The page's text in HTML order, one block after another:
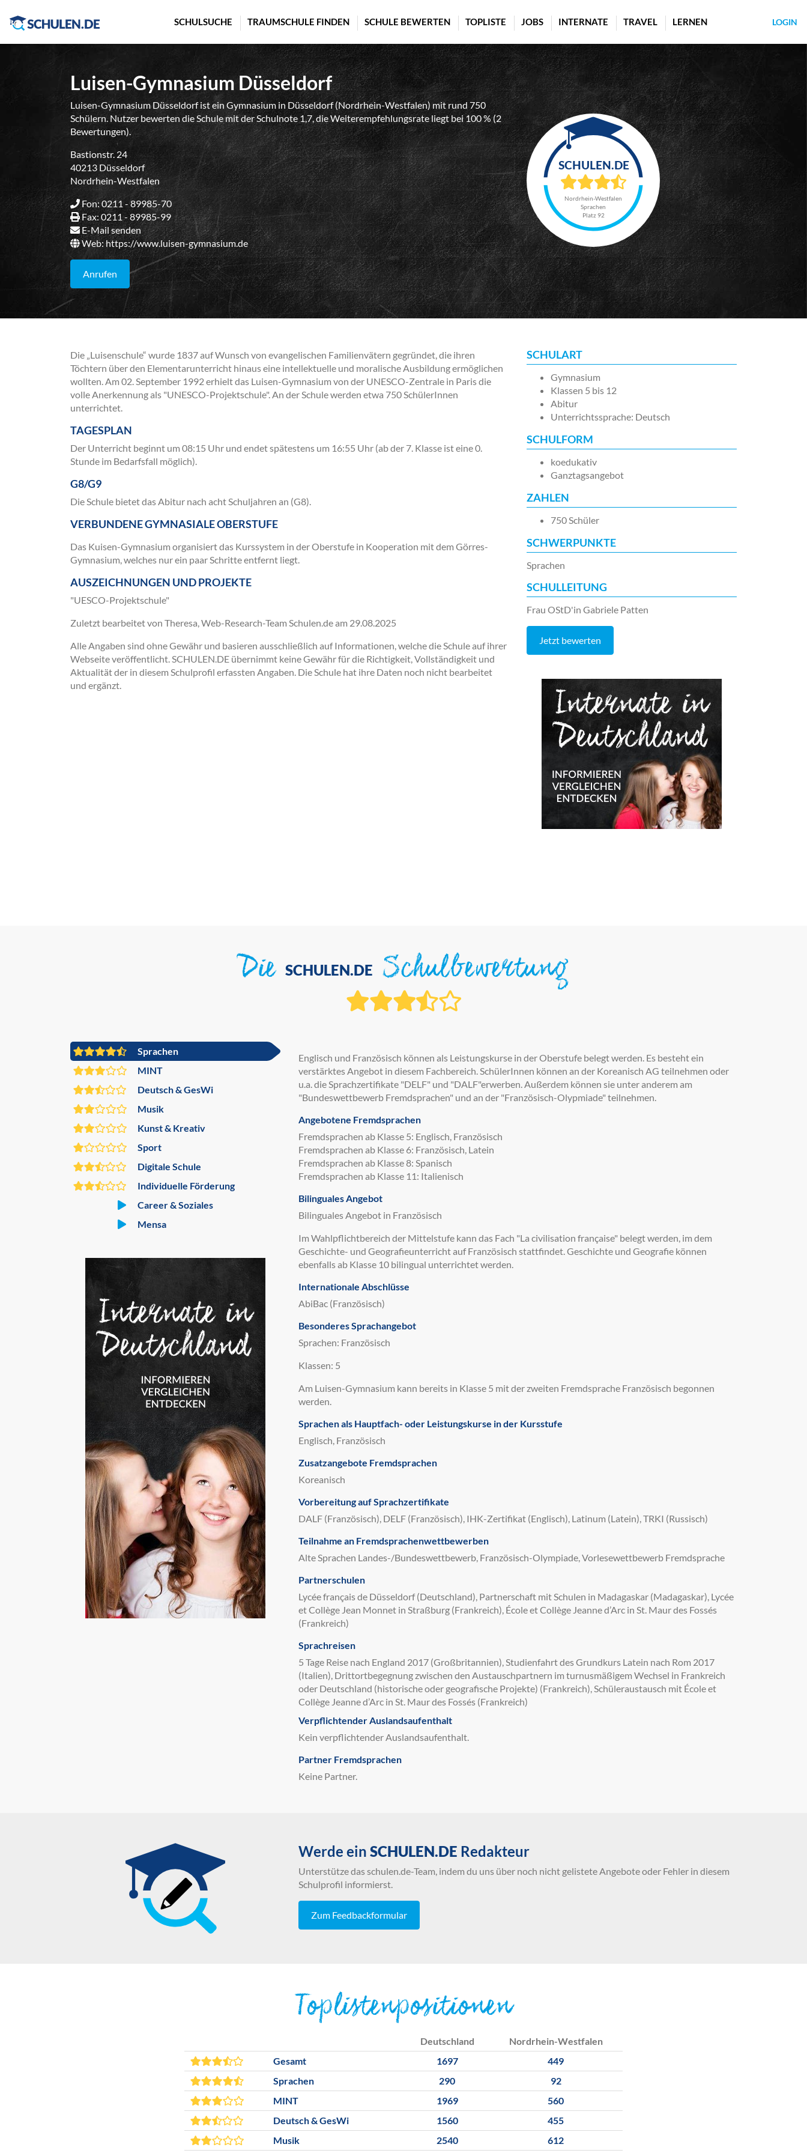
SCHULSUCHE TRAUMSCHULE FINDEN SCHULE BEWERTEN TOPLISTE JOBS INTERNATE TRAVEL LERNEN LOGIN
Luisen-Gymnasium Düsseldorf
Luisen-Gymnasium Düsseldorf ist ein Gymnasium in Düsseldorf (Nordrhein-Westfalen) mit rund 750
Schülern. Nutzer bewerten die Schule mit der Schulnote 1,7, die Weiterempfehlungsrate liegt bei 100 % (2
Bewertungen).
Bastionstr. 24
40213 Düsseldorf
Nordrhein-Westfalen
Fon: 0211 - 89985-70
Fax: 0211 - 89985-99
E-Mail senden
Web:https://www.luisen-gymnasium.de
Anrufen
Nordrhein-Westfalen
Sprachen
Platz 92
Die „Luisenschule“ wurde 1837 auf Wunsch von evangelischen Familienvätern gegründet, die ihren
Töchtern über den Elementarunterricht hinaus eine intellektuelle und moralische Ausbildung ermöglichen
wollten. Am 02. September 1992 erhielt das Luisen-Gymnasium von der UNESCO-Zentrale in Paris die
volle Anerkennung als "UNESCO-Projektschule". An der Schule werden etwa 750 SchülerInnen
unterrichtet.
TAGESPLAN
Der Unterricht beginnt um 08:15 Uhr und endet spätestens um 16:55 Uhr (ab der 7. Klasse ist eine 0.
Stunde im Bedarfsfall möglich).
G8/G9
Die Schule bietet das Abitur nach acht Schuljahren an (G8).
VERBUNDENE GYMNASIALE OBERSTUFE
Das Kuisen-Gymnasium organisiert das Kurssystem in der Oberstufe in Kooperation mit dem Görres-
Gymnasium, welches nur ein paar Schritte entfernt liegt.
AUSZEICHNUNGEN UND PROJEKTE
"UESCO-Projektschule"
Zuletzt bearbeitet von Theresa, Web-Research-Team Schulen.de am 29.08.2025
Alle Angaben sind ohne Gewähr und basieren ausschließlich auf Informationen, welche die Schule auf ihrer
Webseite veröffentlicht. SCHULEN.DE übernimmt keine Gewähr für die Richtigkeit, Vollständigkeit und
Aktualität der in diesem Schulprofil erfassten Angaben. Die Schule hat ihre Daten noch nicht bearbeitet
und ergänzt.
SCHULART
Gymnasium
Klassen 5 bis 12
Abitur
Unterrichtssprache: Deutsch
SCHULFORM
koedukativ
Ganztagsangebot
ZAHLEN
750 Schüler
SCHWERPUNKTE
Sprachen
SCHULLEITUNG
Frau OStD'in Gabriele Patten
Jetzt bewerten
Die SCHULEN.DE Schulbewertung
Sprachen
MINT
Deutsch & GesWi
Musik
Kunst & Kreativ
Sport
Digitale Schule
Individuelle Förderung
Career & Soziales
Mensa
Englisch und Französisch können als Leistungskurse in der Oberstufe belegt werden. Es besteht ein
verstärktes Angebot in diesem Fachbereich. SchülerInnen können an der Koreanisch AG teilnehmen oder
u.a. die Sprachzertifikate "DELF" und "DALF"erwerben. Außerdem können sie unter anderem am
"Bundeswettbewerb Fremdsprachen" und an der "Französisch-Olypmiade" teilnehmen.
Angebotene Fremdsprachen
Fremdsprachen ab Klasse 5: Englisch, Französisch
Fremdsprachen ab Klasse 6: Französisch, Latein
Fremdsprachen ab Klasse 8: Spanisch
Fremdsprachen ab Klasse 11: Italienisch
Bilinguales Angebot
Bilinguales Angebot in Französisch
Im Wahlpflichtbereich der Mittelstufe kann das Fach "La civilisation française" belegt werden, im dem
Geschichte- und Geografieunterricht auf Französisch stattfindet. Geschichte und Geografie können
ebenfalls ab Klasse 10 bilingual unterrichtet werden.
Internationale Abschlüsse
AbiBac (Französisch)
Besonderes Sprachangebot
Sprachen: Französisch
Klassen: 5
Am Luisen-Gymnasium kann bereits in Klasse 5 mit der zweiten Fremdsprache Französisch begonnen
werden.
Sprachen als Hauptfach- oder Leistungskurse in der Kursstufe
Englisch, Französisch
Zusatzangebote Fremdsprachen
Koreanisch
Vorbereitung auf Sprachzertifikate
DALF (Französisch), DELF (Französisch), IHK-Zertifikat (Englisch), Latinum (Latein), TRKI (Russisch)
Teilnahme an Fremdsprachenwettbewerben
Alte Sprachen Landes-/Bundeswettbewerb, Französisch-Olympiade, Vorlesewettbewerb Fremdsprache
Partnerschulen
Lycée français de Düsseldorf (Deutschland), Partnerschaft mit Schulen in Madagaskar (Madagaskar), Lycée
et Collège Jean Monnet in Straßburg (Frankreich), École et Collège Jeanne d’Arc in St. Maur des Fossés
(Frankreich)
Sprachreisen
5 Tage Reise nach England 2017 (Großbritannien), Studienfahrt des Grundkurs Latein nach Rom 2017
(Italien), Drittortbegegnung zwischen den Austauschpartnern im turnusmäßigem Wechsel in Frankreich
oder Deutschland (historische oder geografische Projekte) (Frankreich), Schüleraustausch mit École et
Collège Jeanne d’Arc in St. Maur des Fossés (Frankreich)
Verpflichtender Auslandsaufenthalt
Kein verpflichtender Auslandsaufenthalt.
Partner Fremdsprachen
Keine Partner.
Werde ein SCHULEN.DE Redakteur
Unterstütze das schulen.de-Team, indem du uns über noch nicht gelistete Angebote oder Fehler in diesem
Schulprofil informierst.
Zum Feedbackformular
Toplistenpositionen
Deutschland
Nordrhein-Westfalen
Gesamt
1697
449
Sprachen
290
92
MINT
1969
560
Deutsch & GesWi
1560
455
Musik
2540 612